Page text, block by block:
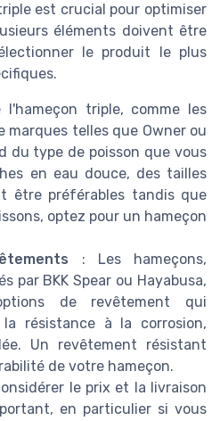
est crucial pour optimiser
éléments doivent être
le produit le plus
triple, comme les
marques telles que Owner ou
du type de poisson que vous
en eau douce, des tailles
être préférables tandis que
optez pour un hameçon
: Les hameçons,
par BKK Spear ou Hayabusa,
de revêtement qui
résistance à la corrosion,
Un revêtement résistant
de votre hameçon.
le prix et la livraison
en particulier si vous